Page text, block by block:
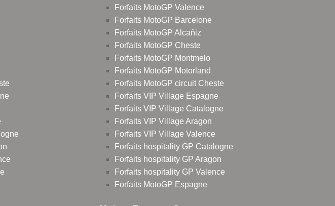
Forfaits MotoGP Valence
Forfaits MotoGP Barcelone
Forfaits MotoGP Alcañiz
Forfaits MotoGP Cheste
Forfaits MotoGP Montmelo
Forfaits MotoGP Motorland
Forfaits MotoGP circuit Cheste
Forfaits VIP Village Espagne
Forfaits VIP Village Catalogne
Forfaits VIP Village Aragon
Forfaits VIP Village Valence
Forfaits hospitality GP Catalogne
Forfaits hospitality GP Aragon
Forfaits hospitality GP Valence
Forfaits MotoGP Espagne